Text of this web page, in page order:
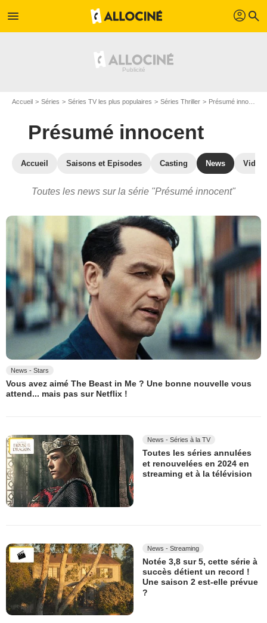
menu profil search
Accueil Séries Séries TV les plus populaires Séries Thriller Présumé innocent
Présumé innocent
Accueil Saisons et Episodes Casting News
Toutes les news sur la série "Présumé innocent"
News - Stars
Vous avez aimé The Beast in Me ? Une bonne nouvelle vous
attend... mais pas sur Netflix !
News - Séries à la TV
Toutes les séries annulées
et renouvelées en 2024 en
streaming et à la télévision
News - Streaming
Notée 3,8 sur 5, cette série à
succès détient un record !
Une saison 2 est-elle prévue
?